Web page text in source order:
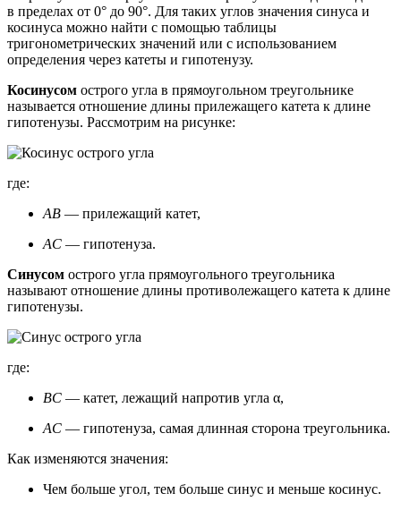
в пределах от 0° до 90°. Для таких углов значения синуса и
косинуса можно найти с помощью таблицы
тригонометрических значений или с использованием
определения через катеты и гипотенузу.
Косинусом острого угла в прямоугольном треугольнике
называется отношение длины прилежащего катета к длине
гипотенузы. Рассмотрим на рисунке:
где:
AB — прилежащий катет,
AC — гипотенуза.
Синусом острого угла прямоугольного треугольника
называют отношение длины противолежащего катета к длине
гипотенузы.
где:
BC — катет, лежащий напротив угла α,
AC — гипотенуза, самая длинная сторона треугольника.
Как изменяются значения:
Чем больше угол, тем больше синус и меньше косинус.